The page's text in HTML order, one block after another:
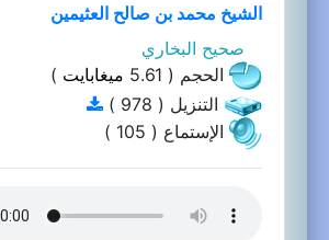
الشيخ محمد بن صالح العثيمين
صحيح البخاري
الحجم ( 5.61
ميغابايت )
التنزيل ( 978 )
الإستماع ( 105 )